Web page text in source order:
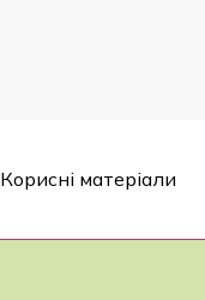
Корисні матеріали